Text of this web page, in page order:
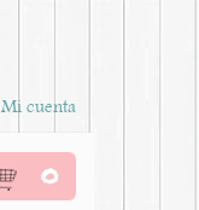
Mi cuenta
0